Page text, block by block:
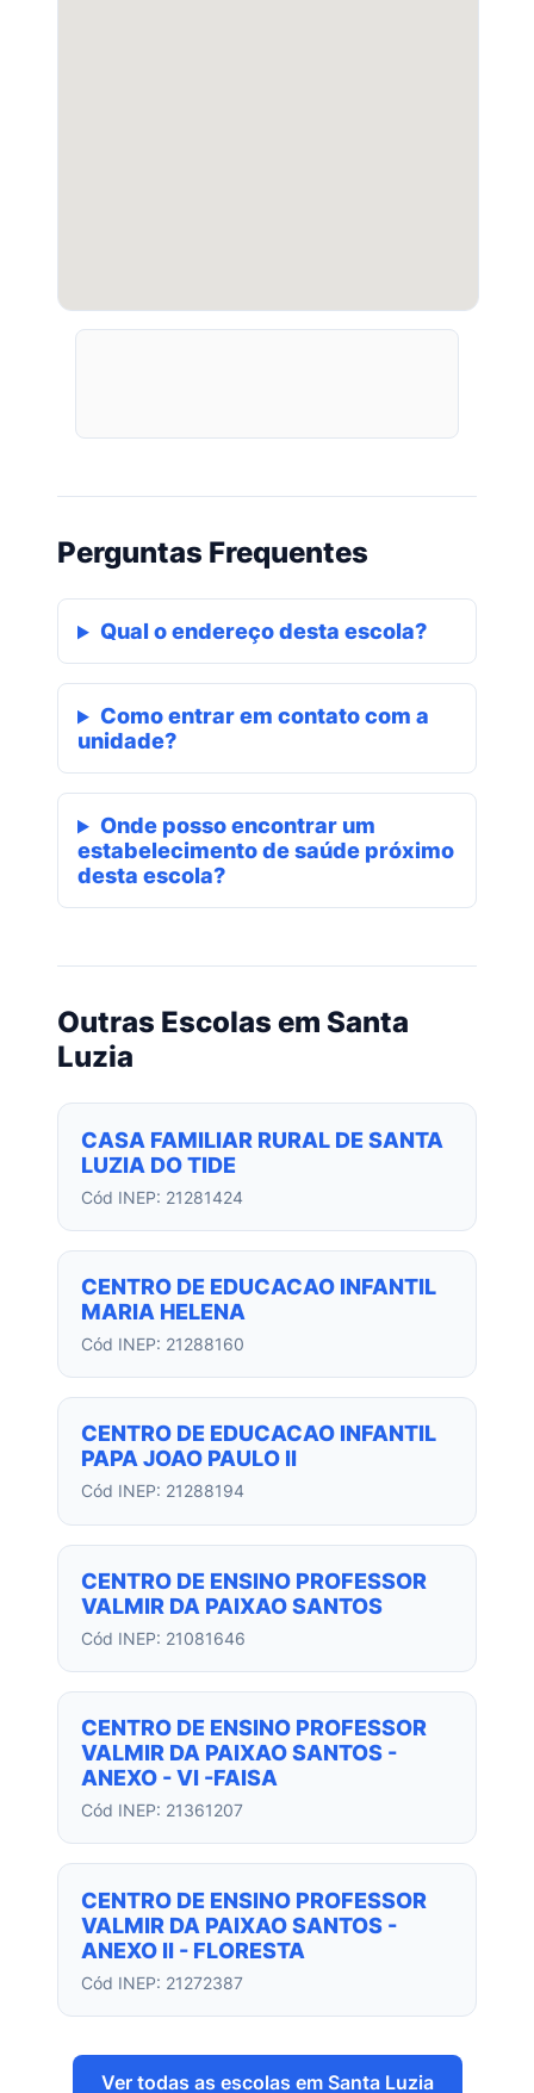
Perguntas Frequentes
Qual o endereço desta escola?
Como entrar em contato com a
unidade?
Onde posso encontrar um
estabelecimento de saúde próximo
desta escola?
Outras Escolas em Santa
Luzia
CASA FAMILIAR RURAL DE SANTA
LUZIA DO TIDE
Cód INEP: 21281424
CENTRO DE EDUCACAO INFANTIL
MARIA HELENA
Cód INEP: 21288160
CENTRO DE EDUCACAO INFANTIL
PAPA JOAO PAULO II
Cód INEP: 21288194
CENTRO DE ENSINO PROFESSOR
VALMIR DA PAIXAO SANTOS
Cód INEP: 21081646
CENTRO DE ENSINO PROFESSOR
VALMIR DA PAIXAO SANTOS -
ANEXO - VI -FAISA
Cód INEP: 21361207
CENTRO DE ENSINO PROFESSOR
VALMIR DA PAIXAO SANTOS -
ANEXO II - FLORESTA
Cód INEP: 21272387
Ver todas as escolas em Santa Luzia